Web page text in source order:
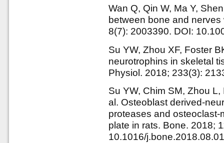
Wan Q, Qin W, Ma Y,
between bone and
8(7): 2003390. DOI:
Su YW, Zhou XF, Foster
neurotrophins in skeletal
Physiol. 2018; 233(3):
Su YW, Chim SM, Zhou
al. Osteoblast derived-
proteases and
plate in rats. Bone. 2018;
10.1016/